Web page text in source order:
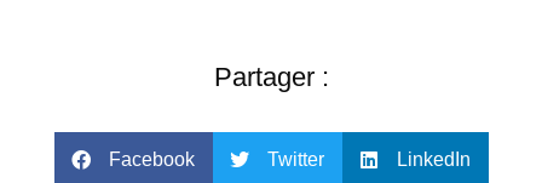
Partager :
Facebook Twitter LinkedIn